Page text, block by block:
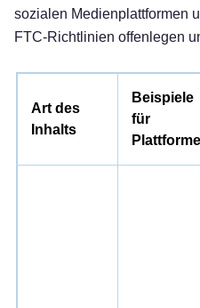
sozialen Medienplattformen
FTC-Richtlinien offenlegen
Art des
Inhalts
Beispiele
für